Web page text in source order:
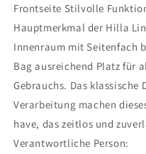
Frontseite Stilvolle
Hauptmerkmal der Hilla
Innenraum mit Seitenfach
Bag ausreichend Platz für
Gebrauchs. Das
Verarbeitung machen
have, das zeitlos und
Verantwortliche Person: